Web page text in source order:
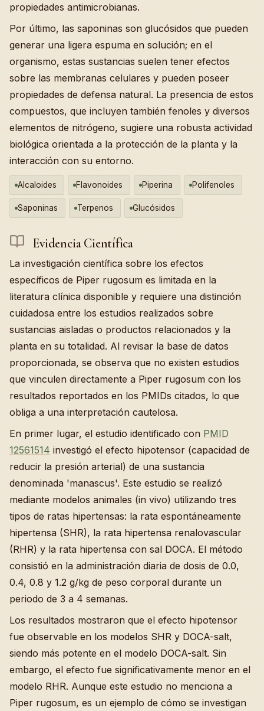
propiedades antimicrobianas.
Por último, las saponinas son glucósidos que pueden
generar una ligera espuma en solución; en el
organismo, estas sustancias suelen tener efectos
sobre las membranas celulares y pueden poseer
propiedades de defensa natural. La presencia de estos
compuestos, que incluyen también fenoles y diversos
elementos de nitrógeno, sugiere una robusta actividad
biológica orientada a la protección de la planta y la
interacción con su entorno.
Alcaloides Flavonoides Piperina Polifenoles
Saponinas Terpenos Glucósidos
Evidencia Científica
La investigación científica sobre los efectos
específicos de Piper rugosum es limitada en la
literatura clínica disponible y requiere una distinción
cuidadosa entre los estudios realizados sobre
sustancias aisladas o productos relacionados y la
planta en su totalidad. Al revisar la base de datos
proporcionada, se observa que no existen estudios
que vinculen directamente a Piper rugosum con los
resultados reportados en los PMIDs citados, lo que
obliga a una interpretación cautelosa.
En primer lugar, el estudio identificado con PMID
12561514 investigó el efecto hipotensor (capacidad de
reducir la presión arterial) de una sustancia
denominada 'manascus'. Este estudio se realizó
mediante modelos animales (in vivo) utilizando tres
tipos de ratas hipertensas: la rata espontáneamente
hipertensa (SHR), la rata hipertensa renalovascular
(RHR) y la rata hipertensa con sal DOCA. El método
consistió en la administración diaria de dosis de 0.0,
0.4, 0.8 y 1.2 g/kg de peso corporal durante un
periodo de 3 a 4 semanas.
Los resultados mostraron que el efecto hipotensor
fue observable en los modelos SHR y DOCA-salt,
siendo más potente en el modelo DOCA-salt. Sin
embargo, el efecto fue significativamente menor en el
modelo RHR. Aunque este estudio no menciona a
Piper rugosum, es un ejemplo de cómo se investigan